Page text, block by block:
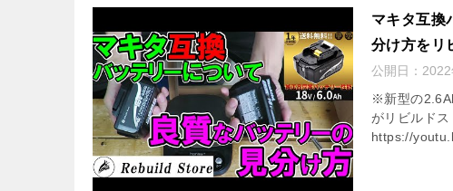
マキタ互換
分け方をリ
公開日：
※新型の
がリビルド
https://